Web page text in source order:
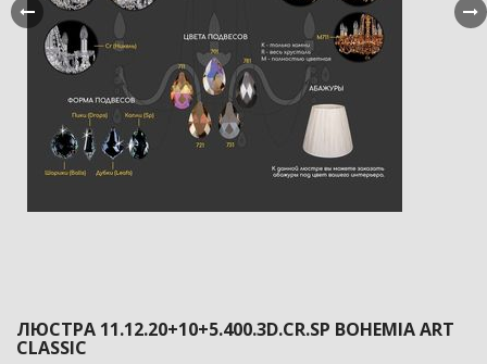
ЛЮСТРА 11.12.20+10+5.400.3D.CR.SP BOHEMIA ART
CLASSIC